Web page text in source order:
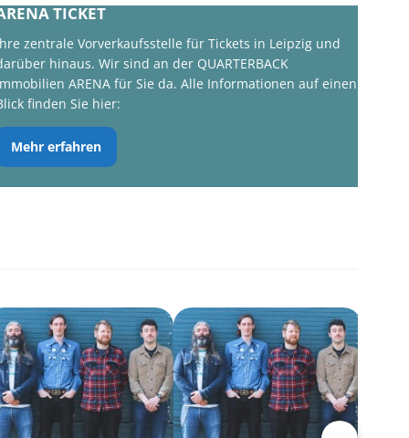
TICKET
zentrale Vorverkaufsstelle für Tickets in Leipzig und
hinaus. Wir sind an der QUARTERBACK
ARENA für Sie da. Alle Informationen auf einen
finden Sie hier:
Mehr erfahren